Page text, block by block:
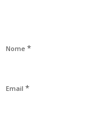
Nome *
Email *